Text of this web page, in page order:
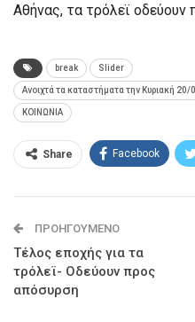
Αθήνας, τα τρόλεϊ
break Slider
Ανοιχτά τα καταστήματα την Κυριακή 20/
ΚΟΙΝΩΝΙΑ
Share Facebook
ΠΡΟΗΓΟΎΜΕΝΟ
Τέλος εποχής για τα
τρόλεϊ- Οδεύουν προς
απόσυρση